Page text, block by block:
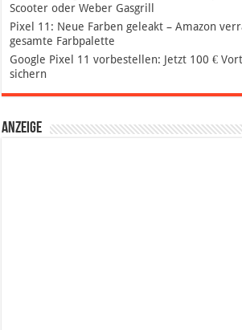
Scooter oder Weber Gasgrill
Pixel 11: Neue Farben geleakt – Amazon
gesamte Farbpalette
Google Pixel 11 vorbestellen: Jetzt 100 €
sichern
Anzeige